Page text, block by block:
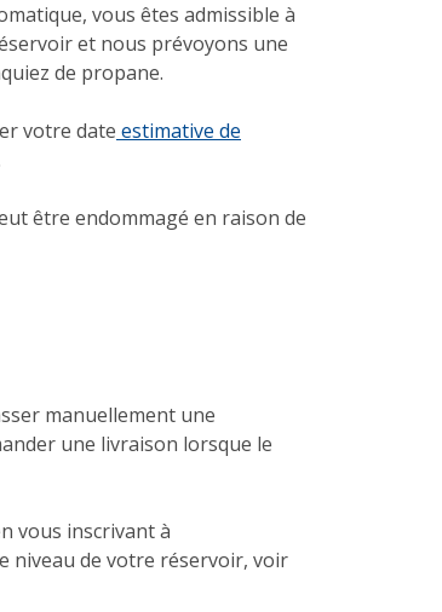
vous êtes admissible à
et nous prévoyons une
de propane.
votre date estimative de
être endommagé en raison de
manuellement une
une livraison lorsque le
vous inscrivant à
niveau de votre réservoir, voir